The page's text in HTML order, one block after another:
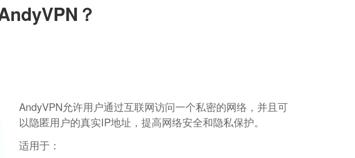
？
AndyVPN允许用户通过互联网访问一个私密的网络，并且可
以隐匿用户的真实IP地址，提高网络安全和隐私保护。
适用于：